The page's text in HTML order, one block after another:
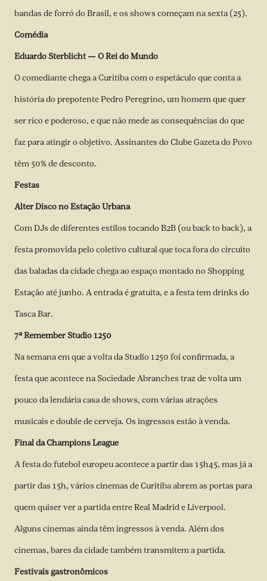
bandas de forró do Brasil, e os shows começam na sexta (25).
Comédia
Eduardo Sterblicht — O Rei do Mundo
O comediante chega a Curitiba com o espetáculo que conta a
história do prepotente Pedro Peregrino, um homem que quer
ser rico e poderoso, e que não mede as consequências do que
faz para atingir o objetivo. Assinantes do Clube Gazeta do Povo
têm 50% de desconto.
Festas
Alter Disco no Estação Urbana
Com DJs de diferentes estilos tocando B2B (ou back to back), a
festa promovida pelo coletivo cultural que toca fora do circuito
das baladas da cidade chega ao espaço montado no Shopping
Estação até junho. A entrada é gratuita, e a festa tem drinks do
Tasca Bar.
7ª Remember Studio 1250
Na semana em que a volta da Studio 1250 foi confirmada, a
festa que acontece na Sociedade Abranches traz de volta um
pouco da lendária casa de shows, com várias atrações
musicais e double de cerveja. Os ingressos estão à venda.
Final da Champions League
A festa do futebol europeu acontece a partir das 15h45, mas já a
partir das 15h, vários cinemas de Curitiba abrem as portas para
quem quiser ver a partida entre Real Madrid e Liverpool.
Alguns cinemas ainda têm ingressos à venda. Além dos
cinemas, bares da cidade também transmitem a partida.
Festivais gastronômicos